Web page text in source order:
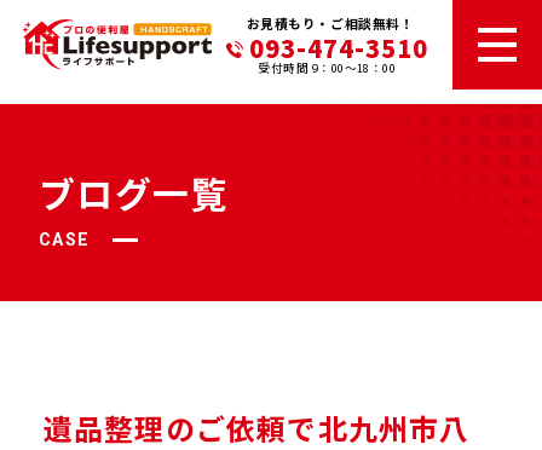
お見積もり・ご相談無料！
093-474-3510
受付時間 9：00～18：00
ブログ一覧
CASE
遺品整理のご依頼で北九州市八